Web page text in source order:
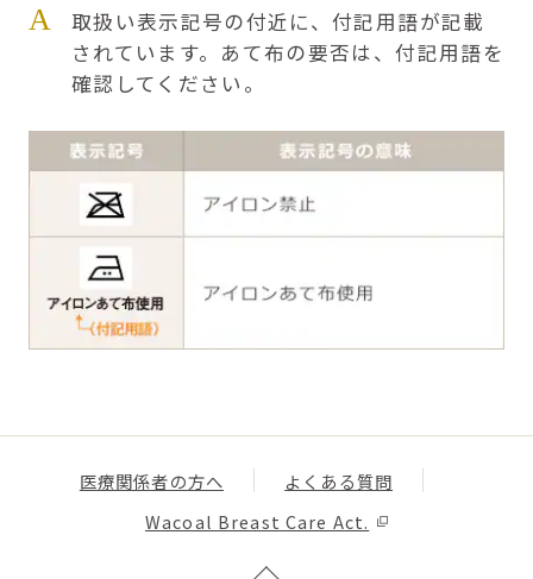
A
取扱い表示記号の付近に、付記用語が記載
されています。あて布の要否は、付記用語を
確認してください。
医療関係者の方へ
よくある質問
Wacoal Breast Care Act.